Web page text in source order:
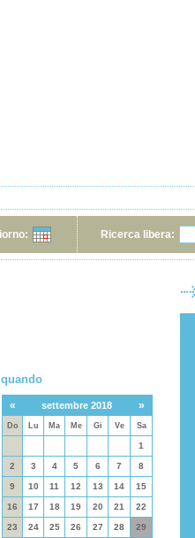
Ricerca libera:
quando
« settembre 2018 »
Do Lu Ma Me Gi Ve Sa
1
2 3 4 5 6 7 8
9 10 11 12 13 14 15
16 17 18 19 20 21 22
23 24 25 26 27 28 29